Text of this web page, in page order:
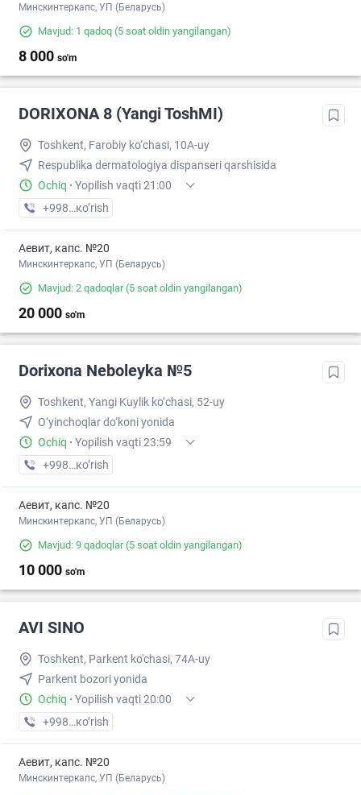
Минскинтеркапс, УП (Беларусь)
Mavjud: 1 qadoq (5 soat oldin yangilangan)
8 000 so'm
DORIXONA 8 (Yangi ToshMI)
Toshkent, Farobiy ko‘chasi, 10A-uy
Respublika dermatologiya dispanseri qarshisida
Ochiq · Yopilish vaqti 21:00
+998 (97) XXX-XX-XX
кo’rish
Аевит, капс. №20
Минскинтеркапс, УП (Беларусь)
Mavjud: 2 qadoqlar(5 soat oldin yangilangan)
20 000 so'm
Dorixona Neboleyka №5
Toshkent, Yangi Kuylik ko‘chasi, 52-uy
O‘yinchoqlar do‘koni yonida
Ochiq · Yopilish vaqti 23:59
+998 (55) XXX-XX-XX
кo’rish
Аевит, капс. №20
Минскинтеркапс, УП (Беларусь)
Mavjud: 9 qadoqlar(5 soat oldin yangilangan)
10 000 so'm
AVI SINO
Toshkent, Parkent ko'chasi, 74A-uy
Parkent bozori yonida
Ochiq · Yopilish vaqti 20:00
+998 (71) XXX-XX-XX
кo’rish
Аевит, капс. №20
Минскинтеркапс, УП (Беларусь)